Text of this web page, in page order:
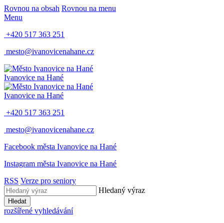
Rovnou na obsah Rovnou na menu
Menu
+420 517 363 251
mesto@ivanovicenahane.cz
Ivanovice na Hané
Ivanovice na Hané
+420 517 363 251
mesto@ivanovicenahane.cz
Facebook města Ivanovice na Hané
Instagram města Ivanovice na Hané
RSS Verze pro seniory
Hledaný výraz
Hledat
rozšířené vyhledávání